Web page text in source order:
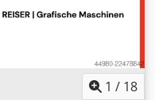
1 / 18